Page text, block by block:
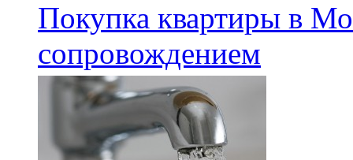
Покупка квартиры в
сопровождением